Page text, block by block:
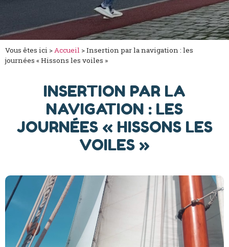
Vous êtes ici > Accueil >Insertion par la navigation : les
journées « Hissons les voiles »
INSERTION PAR LA
NAVIGATION : LES
JOURNÉES « HISSONS LES
VOILES »